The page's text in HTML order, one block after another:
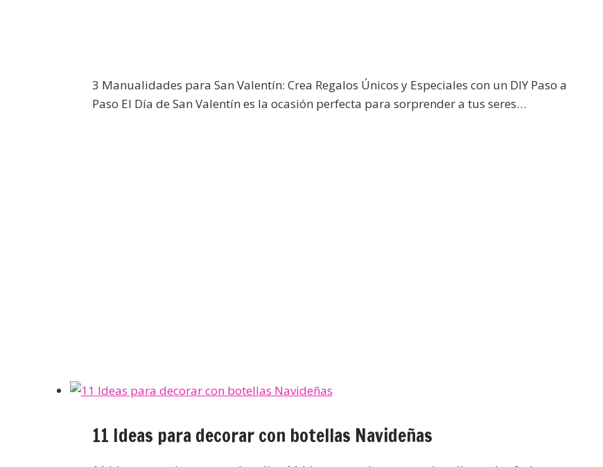
3 Manualidades para San Valentín: Crea Regalos Únicos y Especiales con un DIY Paso a
Paso El Día de San Valentín es la ocasión perfecta para sorprender a tus seres…
11 Ideas para decorar con botellas Navideñas